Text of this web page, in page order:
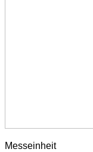
Messeinheit